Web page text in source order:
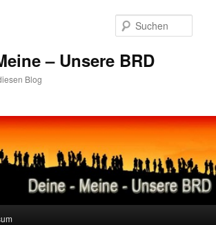
– Unsere BRD
Blog